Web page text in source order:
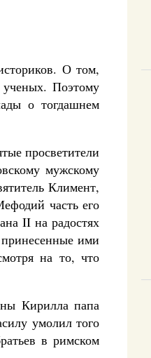
О том,
Поэтому
о тогдашнем
просветители
мужскому
Климент,
часть его
II на радостях
ими
на то, что
Кирилла папа
умолил того
в римском